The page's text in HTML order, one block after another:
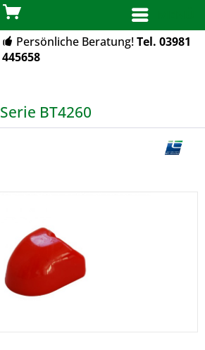
Persönliche Beratung!Tel. 03981
445658
Serie BT4260